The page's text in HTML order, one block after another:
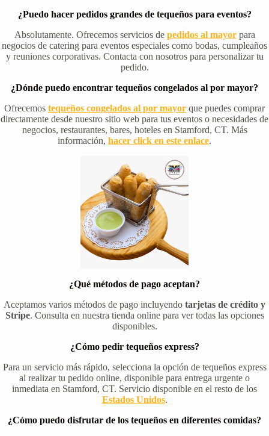
¿Puedo hacer pedidos grandes de tequeños para eventos?
Absolutamente. Ofrecemos servicios de pedidos al mayorpara
negocios de catering para eventos especiales como bodas, cumpleaños
y reuniones corporativas. Contacta con nosotros para personalizar tu
pedido.
¿Dónde puedo encontrar tequeños congelados al por mayor?
Ofrecemos tequeños congelados al por mayor que puedes comprar
directamente desde nuestro sitio web para tus eventos o necesidades de
negocios, restaurantes, bares, hoteles en Stamford, CT. Más
información, hacer click en este enlace.
¿Qué métodos de pago aceptan?
Aceptamos varios métodos de pago incluyendo tarjetas de crédito y
Stripe. Consulta en nuestra tienda online para ver todas las opciones
disponibles.
¿Cómo pedir tequeños express?
Para un servicio más rápido, selecciona la opción de tequeños express
al realizar tu pedido online, disponible para entrega urgente o
inmediata en Stamford, CT. Servicio disponible en el resto de los
Estados Unidos.
¿Cómo puedo disfrutar de los tequeños en diferentes comidas?